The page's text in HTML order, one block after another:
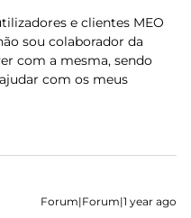
e clientes MEO
sou colaborador da
com a mesma, sendo
com os meus
Forum|Forum|1 year ago